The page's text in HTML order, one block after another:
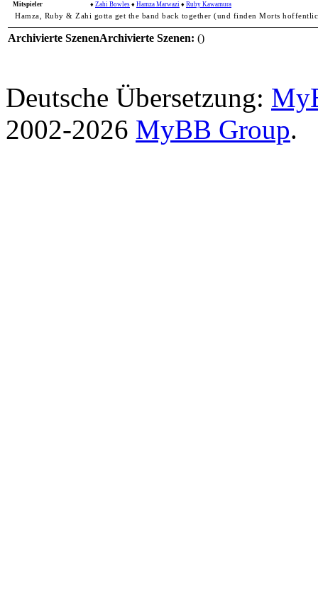
Mitspieler
♦ Zahi Bowles ♦ Hamza Marwazi ♦ Ruby Kawamura
Hamza, Ruby & Zahi gotta get the band back together (und finden Morts
Archivierte SzenenArchivierte Szenen: ()
Deutsche Übersetzung:
2002-2026 MyBB Group.